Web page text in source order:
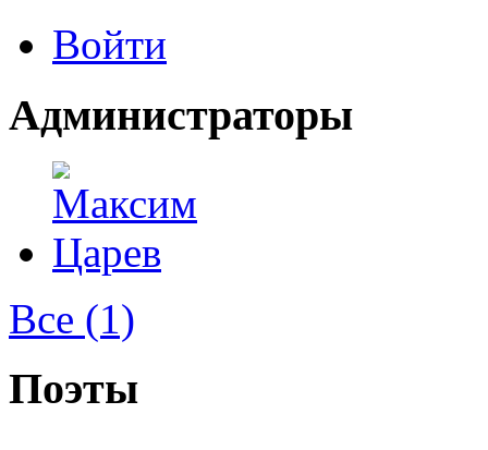
Войти
Администраторы
Все (1)
Поэты